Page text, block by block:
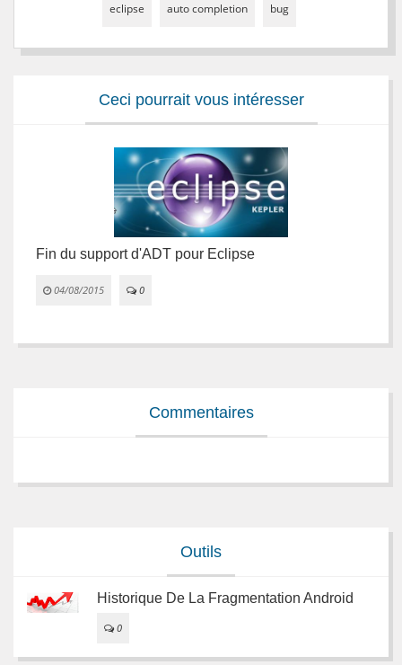
eclipse auto completion bug
Ceci pourrait vous intéresser
Fin du support d'ADT pour Eclipse
04/08/2015 0
Commentaires
Outils
Historique De La Fragmentation Android
0